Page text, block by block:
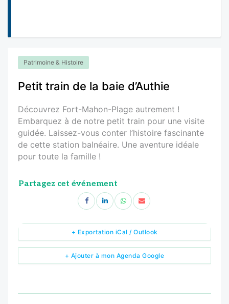
Patrimoine & Histoire
Petit train de la baie d’Authie
Découvrez Fort-Mahon-Plage autrement !
Embarquez à de notre petit train pour une visite
guidée. Laissez-vous conter l’histoire fascinante
de cette station balnéaire. Une aventure idéale
pour toute la famille !
Partagez cet événement
+ Ajouter à mon Agenda Google
+ Exportation iCal / Outlook